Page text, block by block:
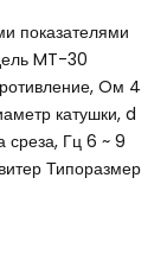
показателями
MT-30
Oм 4
катушки, d
Гц 6 ~ 9
Типоразмер